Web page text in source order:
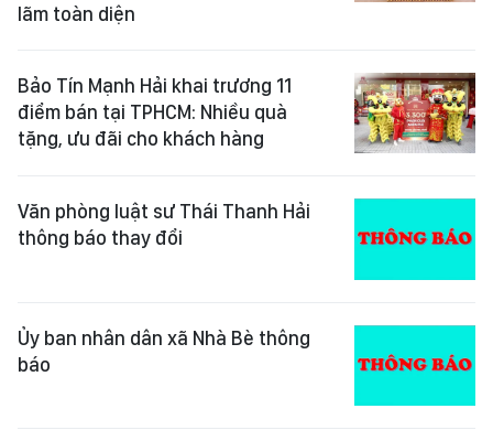
lãm toàn diện
Bảo Tín Mạnh Hải khai trương 11
điểm bán tại TPHCM: Nhiều quà
tặng, ưu đãi cho khách hàng
Văn phòng luật sư Thái Thanh Hải
thông báo thay đổi
Ủy ban nhân dân xã Nhà Bè thông
báo